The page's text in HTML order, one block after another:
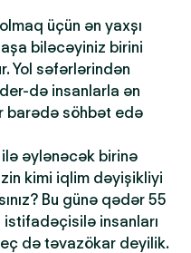
üçün ən yaxşı
biləcəyiniz birini
Yol səfərlərindən
də insanlarla ən
barədə söhbət edə
əylənəcək birinə
kimi iqlim dəyişikliyi
Bu günə qədər 55
insanları
də təvazökar deyilik.